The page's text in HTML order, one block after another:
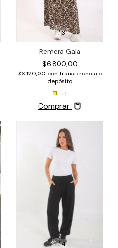
1/3
Remera Gala
$6.800,00
$6.120,00 con Transferencia o
depósito
+1
Comprar
1/4